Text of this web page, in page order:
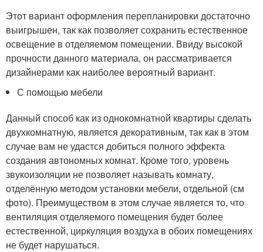
Этот вариант оформления перепланировки достаточно
выигрышен, так как позволяет сохранить естественное
освещение в отделяемом помещении. Ввиду высокой
прочности данного материала, он рассматривается
дизайнерами как наиболее вероятный вариант.
С помощью мебели
Данный способ как из однокомнатной квартиры сделать
двухкомнатную, является декоративным, так как в этом
случае вам не удастся добиться полного эффекта
создания автономных комнат. Кроме того, уровень
звукоизоляции не позволяет называть комнату,
отделённую методом установки мебели, отдельной (см
фото). Преимуществом в этом случае является то, что
вентиляция отделяемого помещения будет более
естественной, циркуляция воздуха в обоих помещениях
не будет нарушаться.